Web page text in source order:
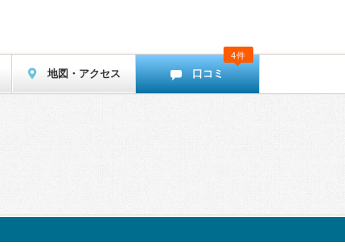
地図・アクセス 口コミ
4件